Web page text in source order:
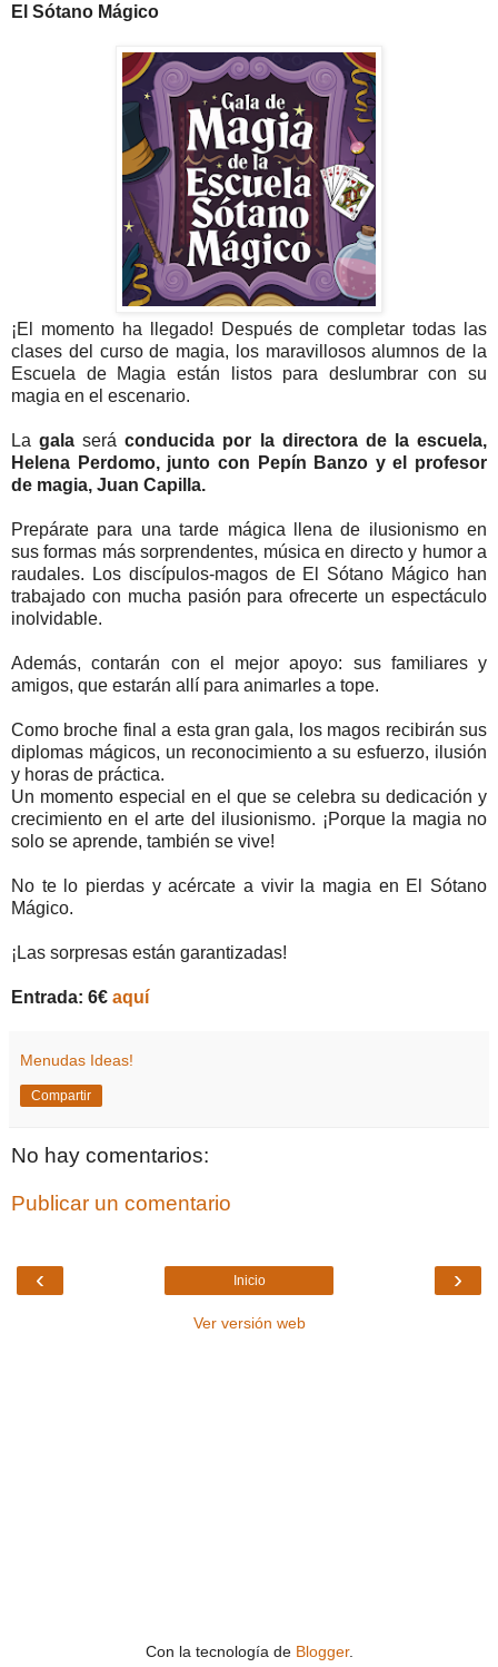
El Sótano Mágico
¡El momento ha llegado! Después de completar todas las
clases del curso de magia, los maravillosos alumnos de la
Escuela de Magia están listos para deslumbrar con su
magia en el escenario.
Lagala seráconducida por la directora de la escuela,
Helena Perdomo, junto con Pepín Banzo y el profesor
de magia, Juan Capilla.
Prepárate para una tarde mágica llena de ilusionismo en
sus formas más sorprendentes, música en directo y humor a
raudales. Los discípulos-magos de El Sótano Mágico han
trabajado con mucha pasión para ofrecerte un espectáculo
inolvidable.
Además, contarán con el mejor apoyo: sus familiares y
amigos, que estarán allí para animarles a tope.
Como broche final a esta gran gala, los magos recibirán sus
diplomas mágicos, un reconocimiento a su esfuerzo, ilusión
y horas de práctica.
Un momento especial en el que se celebra su dedicación y
crecimiento en el arte del ilusionismo. ¡Porque la magia no
solo se aprende, también se vive!
No te lo pierdas y acércate a vivir la magia en El Sótano
Mágico.
¡Las sorpresas están garantizadas!
Entrada: 6€ aquí
Menudas Ideas!
Compartir
No hay comentarios:
Publicar un comentario
‹ ›
Inicio
Ver versión web
Con la tecnología de Blogger.